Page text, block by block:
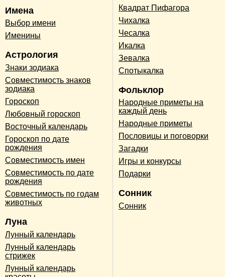
Имена
Выбор имени
Именины
Астрология
Знаки зодиака
Совместимость знаков
зодиака
Гороскоп
Любовный гороскоп
Восточный календарь
Гороскоп по дате
рождения
Совместимость имен
Совместимость по дате
рождения
Совместимость по годам
животных
Луна
Лунный календарь
Лунный календарь
стрижек
Лунный календарь
Квадрат Пифагора
Чихалка
Чесалка
Икалка
Зевалка
Спотыкалка
Фольклор
Народные приметы на
каждый день
Народные приметы
Пословицы и поговорки
Загадки
Игры и конкурсы
Подарки
Сонник
Сонник